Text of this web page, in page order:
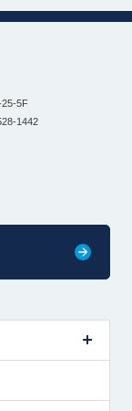
25-5F
1442